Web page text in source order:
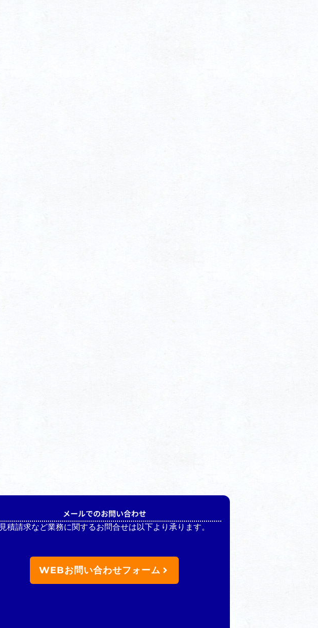
メールでのお問い合わせ
見積請求など業務に関するお問合せは以下より承ります。
WEBお問い合わせフォーム